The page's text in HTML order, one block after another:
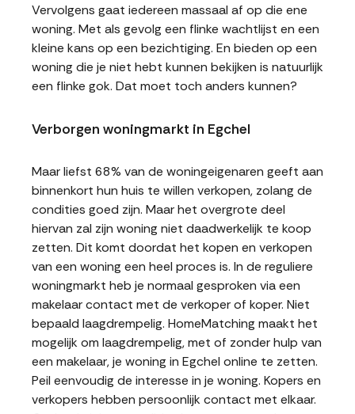
Vervolgens gaat iedereen massaal af op die ene
woning. Met als gevolg een flinke wachtlijst en een
kleine kans op een bezichtiging. En bieden op een
woning die je niet hebt kunnen bekijken is natuurlijk
een flinke gok. Dat moet toch anders kunnen?
Verborgen woningmarkt in Egchel
Maar liefst 68% van de woningeigenaren geeft aan
binnenkort hun huis te willen verkopen, zolang de
condities goed zijn. Maar het overgrote deel
hiervan zal zijn woning niet daadwerkelijk te koop
zetten. Dit komt doordat het kopen en verkopen
van een woning een heel proces is. In de reguliere
woningmarkt heb je normaal gesproken via een
makelaar contact met de verkoper of koper. Niet
bepaald laagdrempelig. HomeMatching maakt het
mogelijk om laagdrempelig, met of zonder hulp van
een makelaar, je woning in Egchel online te zetten.
Peil eenvoudig de interesse in je woning. Kopers en
verkopers hebben persoonlijk contact met elkaar.